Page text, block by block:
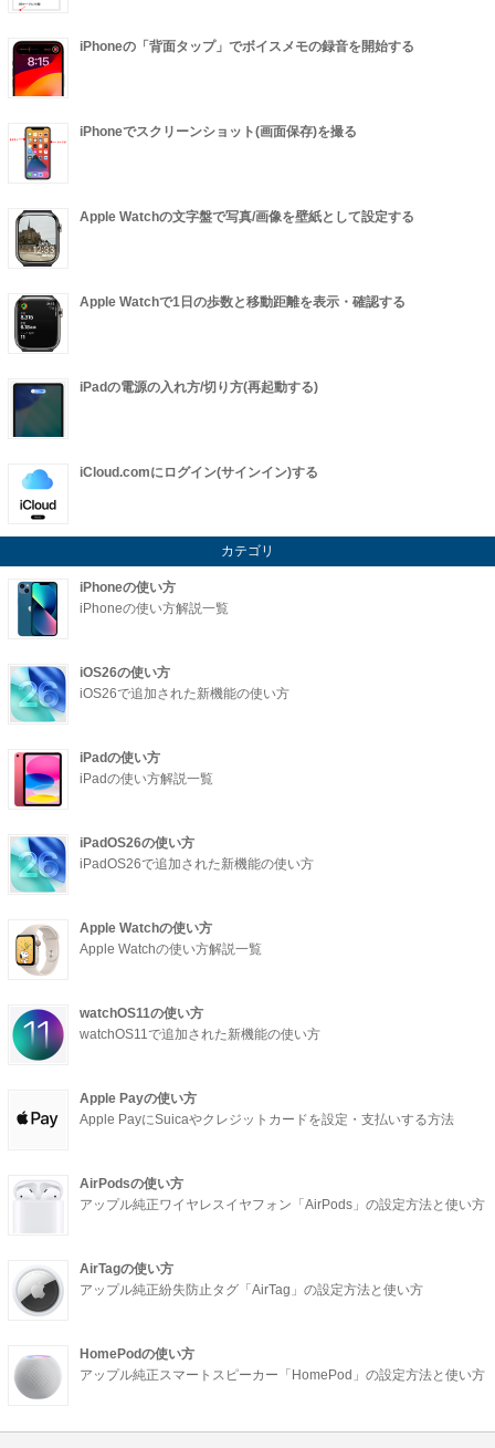
iPhoneの「背面タップ」でボイスメモの録音を開始する
iPhoneでスクリーンショット(画面保存)を撮る
Apple Watchの文字盤で写真/画像を壁紙として設定する
Apple Watchで1日の歩数と移動距離を表示・確認する
iPadの電源の入れ方/切り方(再起動する)
iCloud.comにログイン(サインイン)する
カテゴリ
iPhoneの使い方
iPhoneの使い方解説一覧
iOS26の使い方
iOS26で追加された新機能の使い方
iPadの使い方
iPadの使い方解説一覧
iPadOS26の使い方
iPadOS26で追加された新機能の使い方
Apple Watchの使い方
Apple Watchの使い方解説一覧
watchOS11の使い方
watchOS11で追加された新機能の使い方
Apple Payの使い方
Apple PayにSuicaやクレジットカードを設定・支払いする方法
AirPodsの使い方
アップル純正ワイヤレスイヤフォン「AirPods」の設定方法と使い方
AirTagの使い方
アップル純正紛失防止タグ「AirTag」の設定方法と使い方
HomePodの使い方
アップル純正スマートスピーカー「HomePod」の設定方法と使い方